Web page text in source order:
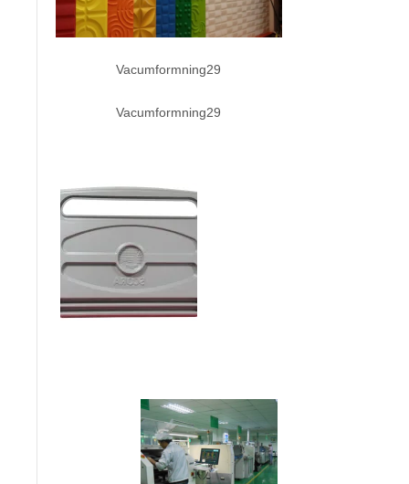
Vacumformning29
Vacumformning29